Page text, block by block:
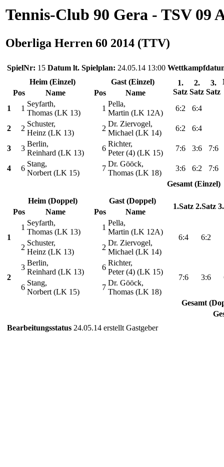
Tennis-Club 90 Gera - TSV 09
Oberliga Herren 60 2014 (TTV)
SpielNr: 15 Datum lt. Spielplan: 24.05.14 13:00
Heim (Einzel)
Gast (Einzel)
1.
Satz
2.
Satz
3.
Satz
Pos
Name Pos
Name
1
1
Seyfarth,
Thomas (LK 13)
1
Pella,
Martin (LK 12A)
6:2 6:4
2 2
Schuster,
Heinz (LK 13)
2
Dr. Ziervogel,
Michael (LK 14)
6:2 6:4
3 3
Berlin,
Reinhard (LK 13)
6
Richter,
Peter (4) (LK 15)
7:6 3:6 7:6
4 6
Stang,
Norbert (LK 15)
7
Dr. Gööck,
Thomas (LK 18)
3:6 6:2
7:6
Gesamt (Einzel)
Heim (Doppel)
Gast (Doppel)
1.Satz 2.Satz
Pos Name Pos Name
1
1
Seyfarth,
Thomas (LK 13)
1
Pella,
Martin (LK 12A)
6:4
6:2
2
Schuster,
Heinz (LK 13)
2
Dr. Ziervogel,
Michael (LK 14)
2
3
Berlin,
Reinhard (LK 13)
6
Richter,
Peter (4) (LK 15)
7:6 3:6
6
Stang,
Norbert (LK 15)
7
Dr. Gööck,
Thomas (LK 18)
Gesamt
Bearbeitungsstatus 24.05.14 erstellt Gastgeber